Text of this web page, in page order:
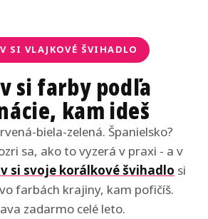
SI VLAJKOVÉ ŠVIHADLO
si farby podľa
kam ideš
biela-zelená. Španielsko?
sa, ako to vyzerá v praxi - a v
si svoje korálkové švihadlo si
farbách krajiny, kam pofičíš.
zadarmo celé leto.